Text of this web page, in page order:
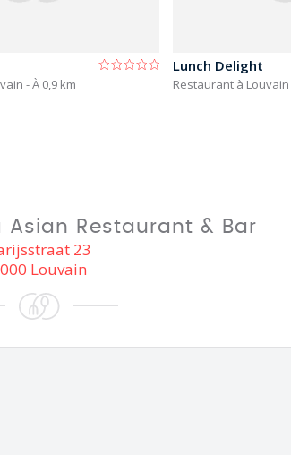
- À 0,9 km
Lunch Delight
Restaurant à Louvain
Asian Restaurant & Bar
23
Louvain